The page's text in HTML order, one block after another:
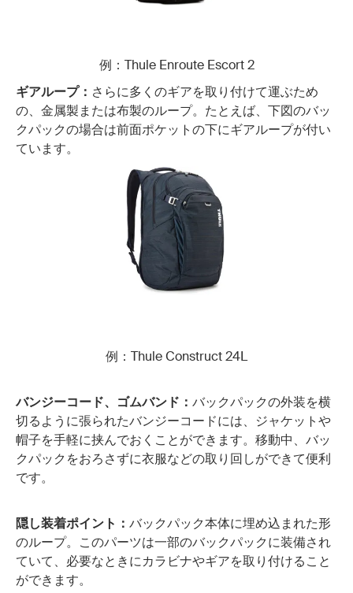
例：Thule Enroute Escort 2
ギアループ： さらに多くのギアを取り付けて運ぶため
の、金属製または布製のループ。たとえば、下図のバッ
クパックの場合は前面ポケットの下にギアループが付い
ています。
例：Thule Construct 24L
バンジーコード、ゴムバンド： バックパックの外装を横
切るように張られたバンジーコードには、ジャケットや
帽子を手軽に挟んでおくことができます。移動中、バッ
クパックをおろさずに衣服などの取り回しができて便利
です。
隠し装着ポイント： バックパック本体に埋め込まれた形
のループ。このパーツは一部のバックパックに装備され
ていて、必要なときにカラビナやギアを取り付けること
ができます。